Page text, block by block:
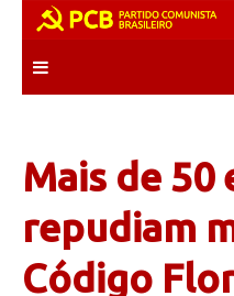
content
Mais de 50
repudiam
Código